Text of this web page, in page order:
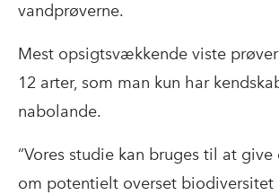
vandprøverne.
Mest opsigtsvækkende viste
12 arter, som man kun har
nabolande.
“Vores studie kan bruges til at
om potentielt overset biodiversitet